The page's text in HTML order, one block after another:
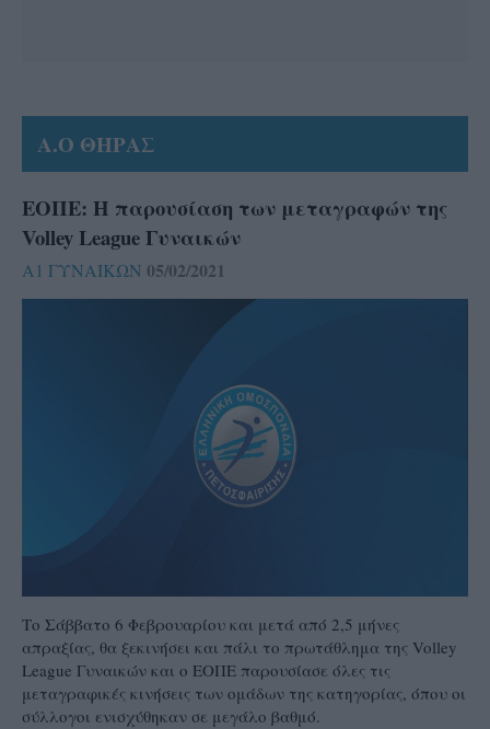
Α.Ο ΘΗΡΑΣ
ΕΟΠΕ: Η παρουσίαση των μεταγραφών της
Volley League Γυναικών
Α1 ΓΥΝΑΙΚΩΝ 05/02/2021
Το Σάββατο 6 Φεβρουαρίου και μετά από 2,5 μήνες
απραξίας, θα ξεκινήσει και πάλι το πρωτάθλημα της Volley
League Γυναικών και ο ΕΟΠΕ παρουσίασε όλες τις
μεταγραφικές κινήσεις των ομάδων της κατηγορίας, όπου οι
σύλλογοι ενισχύθηκαν σε μεγάλο βαθμό.